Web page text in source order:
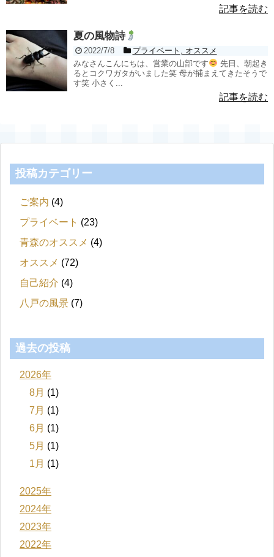
記事を読む
夏の風物詩
2022/7/8 プライベート , オススメ
みなさんこんにちは、営業の山部です
先日、朝起き
るとコクワガタがいました笑 母が捕まえてきたそうで
す笑 小さく...
記事を読む
投稿カテゴリー
ご案内 (4)
プライベート (23)
青森のオススメ (4)
オススメ (72)
自己紹介 (4)
八戸の風景 (7)
過去の投稿
2026年
8月 (1)
7月 (1)
6月 (1)
5月 (1)
1月 (1)
2025年
2024年
2023年
2022年